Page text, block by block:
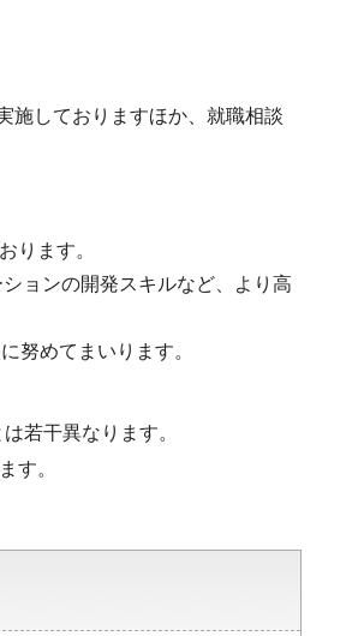
施しておりますほか、就職相談
ります。
ョンの開発スキルなど、より高
努めてまいります。
若干異なります。
す。